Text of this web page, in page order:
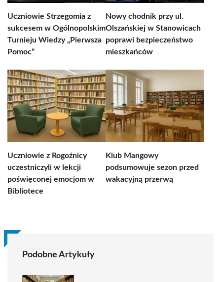
Uczniowie Strzegomia z
sukcesem w Ogólnopolskim
Turnieju Wiedzy „Pierwsza
Pomoc”
Nowy chodnik przy ul.
Olszańskiej w Stanowicach
poprawi bezpieczeństwo
mieszkańców
Uczniowie z Rogoźnicy
uczestniczyli w lekcji
poświęconej emocjom w
Bibliotece
Klub Mangowy
podsumowuje sezon przed
wakacyjną przerwą
Podobne Artykuły